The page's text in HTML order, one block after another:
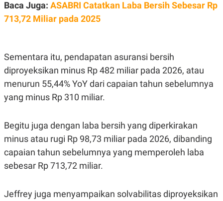
S
A
T
A
G
E
K
O
T
A
N
I
S
U
S
JARINGAN
K
T
P
S
Baca Juga: ASABRI Catatkan Laba Bersih Sebesar Rp
713,72 Miliar pada 2025
Sementara itu, pendapatan asuransi bersih
diproyeksikan minus Rp 482 miliar pada 2026, atau
menurun 55,44% YoY dari capaian tahun sebelumnya
yang minus Rp 310 miliar.
Begitu juga dengan laba bersih yang diperkirakan
minus atau rugi Rp 98,73 miliar pada 2026, dibanding
capaian tahun sebelumnya yang memperoleh laba
sebesar Rp 713,72 miliar.
Jeffrey juga menyampaikan solvabilitas diproyeksikan